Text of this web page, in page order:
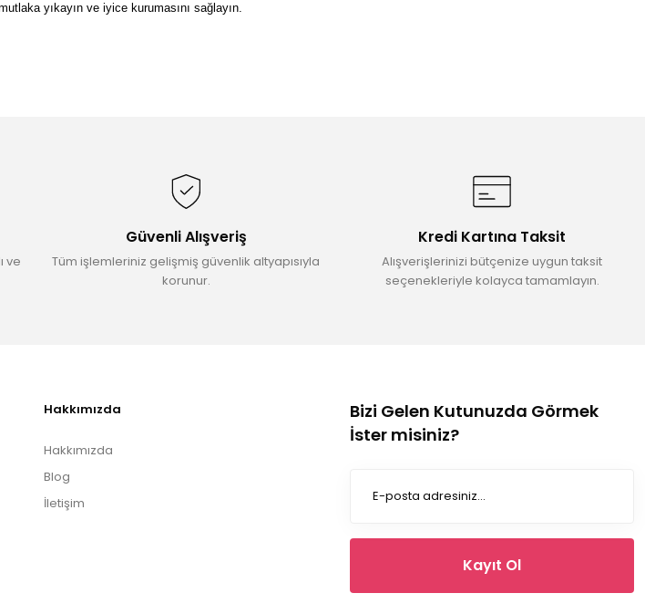
yıkayın ve iyice kurumasını sağlayın.
ve
Güvenli Alışveriş
Tüm işlemleriniz gelişmiş güvenlik altyapısıyla
korunur.
Kredi Kartına Taksit
Alışverişlerinizi bütçenize uygun taksit
seçenekleriyle kolayca tamamlayın.
Hakkımızda
Hakkımızda
Blog
İletişim
Bizi Gelen Kutunuzda Görmek
İster misiniz?
Kayıt Ol